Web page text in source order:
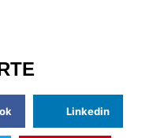
Linkedin